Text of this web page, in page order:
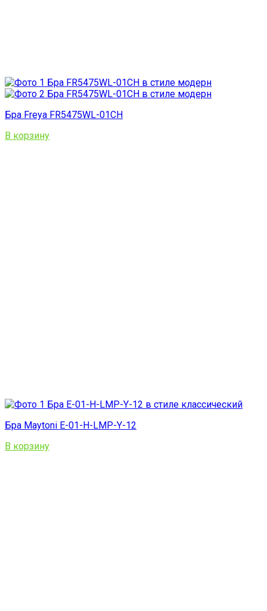
Бра Freya FR5475WL-01CH
В корзину
Бра Maytoni E-01-H-LMP-Y-12
В корзину